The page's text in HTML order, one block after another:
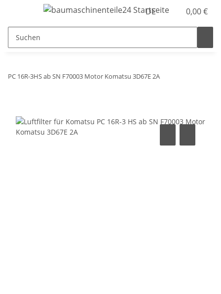
DE 0,00 €
PC 16R-3HS ab SN F70003 Motor Komatsu 3D67E 2A